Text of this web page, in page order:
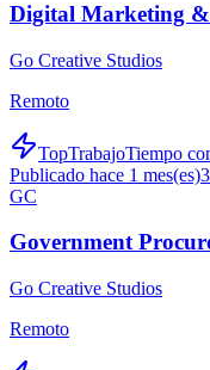
Digital Marketing &
Go Creative Studios
Remoto
TopTrabajoTiempo
Publicado hace 1 mes(es)
GC
Government
Go Creative Studios
Remoto